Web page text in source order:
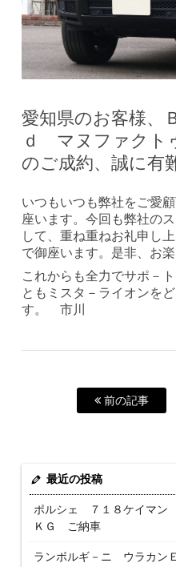
愛知県のお客様、
ｄ マヌファクト
のご成約、誠に有
いつもいつも弊社をご愛
座います。今回も弊社の
して、重ね重ねお礼申し
で御座います。是非、お楽
これからも全力でサポ－
ともミスタ－ライオンを
す。 市川
前の記事
最近の投稿
ポルシェ ７１８ケイマン
ＫＧ ご納車
ランボルギ－ニ ウラカン